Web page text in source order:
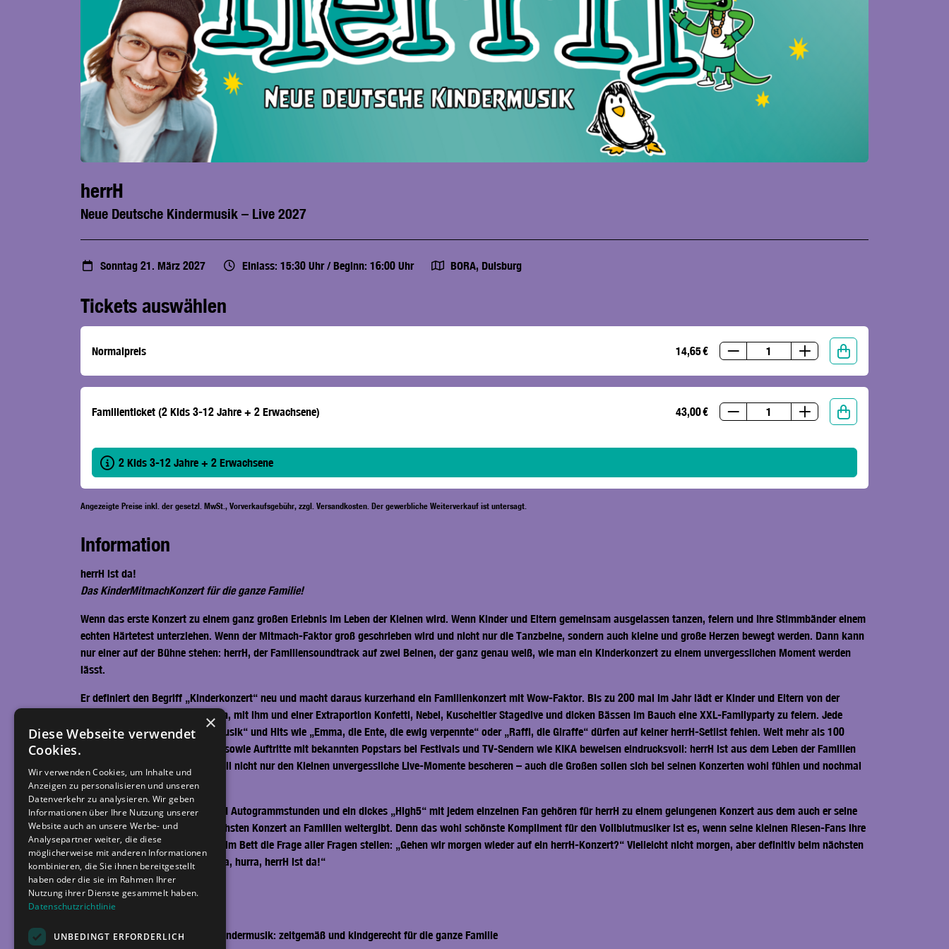
herrH
Neue Deutsche Kindermusik – Live 2027
Sonntag 21. März 2027 Einlass: 15:30 Uhr/Beginn: 16:00 Uhr BORA, Duisburg
Tickets auswählen
Normalpreis 14,65 €
Familienticket (2 Kids 3-12 Jahre + 2 Erwachsene) 43,00 €
2 Kids 3-12 Jahre + 2 Erwachsene
Angezeigte Preise inkl. der gesetzl. MwSt., Vorverkaufsgebühr, zzgl. Versandkosten. Der gewerbliche Weiterverkauf ist untersagt.
Information
herrH ist da!
Das KinderMitmachKonzert für die ganze Familie!
Wenn das erste Konzert zu einem ganz großen Erlebnis im Leben der Kleinen wird. Wenn Kinder und Eltern gemeinsam ausgelassen tanzen, feiern und Ihre Stimmbänder einem
echten Härtetest unterziehen. Wenn der Mitmach-Faktor groß geschrieben wird und nicht nur die Tanzbeine, sondern auch kleine und große Herzen bewegt werden. Dann kann
nur einer auf der Bühne stehen: herrH, der Familiensoundtrack auf zwei Beinen, der ganz genau weiß, wie man ein Kinderkonzert zu einem unvergesslichen Moment werden
lässt.
Er definiert den Begriff „Kinderkonzert“ neu und macht daraus kurzerhand ein Familienkonzert mit Wow-Faktor. Bis zu 200 mal im Jahr lädt er Kinder und Eltern von der
Ostsee bis zu den Alpen dazu ein, mit ihm und einer Extraportion Konfetti, Nebel, Kuscheltier Stagedive und dicken Bässen im Bauch eine XXL-Familyparty zu feiern. Jede
Menge „Neue Deutsche Kindermusik“ und Hits wie „Emma, die Ente, die ewig verpennte“ oder „Raffi, die Giraffe“ dürfen auf keiner herrH-Setlist fehlen. Weit mehr als 100
Millionen Streams seiner Songs sowie Auftritte mit bekannten Popstars bei Festivals und TV-Sendern wie KIKA beweisen eindrucksvoll: herrH ist aus dem Leben der Familien
nicht mehr wegzudenken und will nicht nur den Kleinen unvergessliche Live-Momente bescheren – auch die Großen sollen sich bei seinen Konzerten wohl fühlen und nochmal
Kind sein dürfen.
Stundenlange Foto-Sessions und Autogrammstunden und ein dickes „High5“ mit jedem einzelnen Fan gehören für herrH zu einem gelungenen Konzert aus dem auch er seine
Energie schöpft, die er beim nächsten Konzert an Familien weitergibt. Denn das wohl schönste Kompliment für den Vollblutmusiker ist es, wenn seine kleinen Riesen-Fans ihre
Eltern abends vorm Einschlafen im Bett die Frage aller Fragen stellen: „Gehen wir morgen wieder auf ein herrH-Konzert?“ Vielleicht nicht morgen, aber definitiv beim nächsten
Mal, wenn es wieder heißt „hurra, hurra, herrH ist da!“
herrH steht für Neue Deutsche Kindermusik: zeitgemäß und kindgerecht für die ganze Familie
×
Diese Webseite verwendet
Cookies.
Wir verwenden Cookies, um Inhalte und
Anzeigen zu personalisieren und unseren
Datenverkehr zu analysieren. Wir geben
Informationen über Ihre Nutzung unserer
Website auch an unsere Werbe- und
Analysepartner weiter, die diese
möglicherweise mit anderen Informationen
kombinieren, die Sie ihnen bereitgestellt
haben oder die sie im Rahmen Ihrer
Nutzung ihrer Dienste gesammelt haben.
Datenschutzrichtlinie
UNBEDINGT ERFORDERLICH